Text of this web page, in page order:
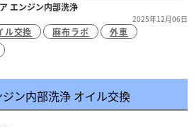
エンジン内部洗浄
2025年12月06日
ル交換 麻布ラボ
外車
ジン内部洗浄 オイル交換